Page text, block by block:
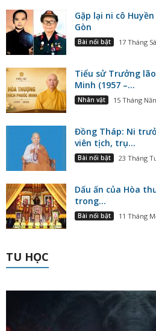
Gặp lại ni cô
Gòn
Bài nổi bật 17 Tháng
Tiểu sử Trưởng
Minh (1957 –...
Nhân vật 15 Tháng
Đồng Tháp: Ni
viên tịch, trụ...
Bài nổi bật 23 Tháng
Dấu ấn của Hòa
trong...
Bài nổi bật 11 Tháng
TU HỌC